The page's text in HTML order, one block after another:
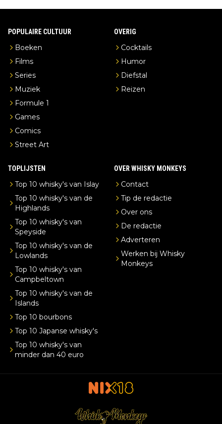
POPULAIRE CULTUUR
Boeken
Films
Series
Muziek
Formule 1
Games
Comics
Street Art
OVERIG
Cocktails
Humor
Diefstal
Reizen
TOPLIJSTEN
Top 10 whisky's van Islay
Top 10 whisky's van de
Highlands
Top 10 whisky's van
Speyside
Top 10 whisky's van de
Lowlands
Top 10 whisky's van
Campbeltown
Top 10 whisky's van de
Islands
Top 10 bourbons
Top 10 Japanse whisky's
Top 10 whisky's van
minder dan 40 euro
OVER WHISKY MONKEYS
Contact
Tip de redactie
Over ons
De redactie
Adverteren
Werken bij Whisky
Monkeys